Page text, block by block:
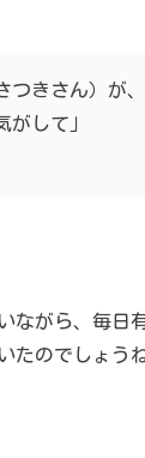
つきさん）が
がして」
ながら、毎日
たのでしょうね